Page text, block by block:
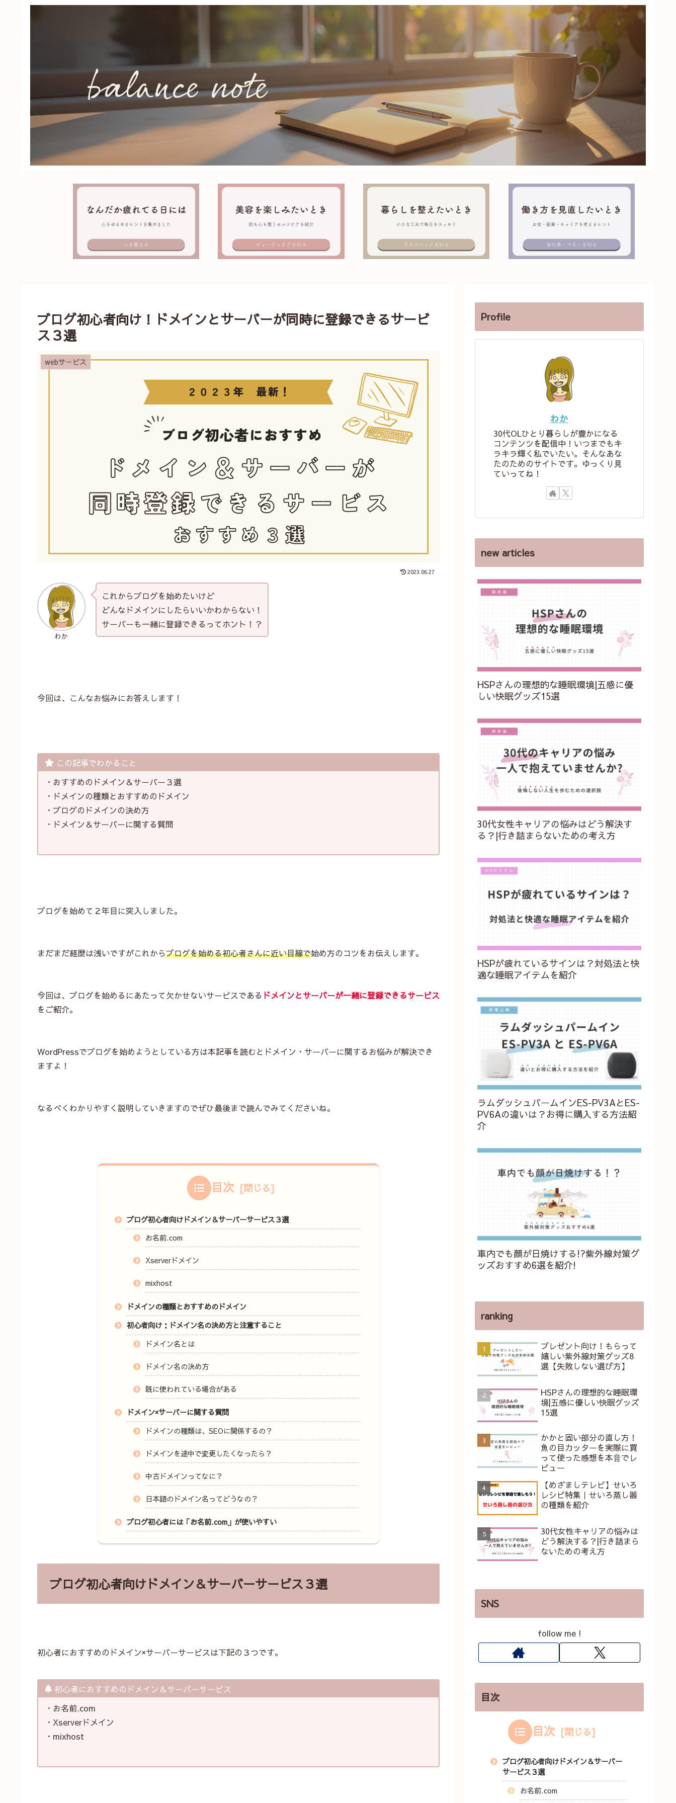
ブログ初心者向け！ドメインとサーバーが同時に登録できるサービ
ス３選
webサービス
2023.06.27
わか
これからブログを始めたいけど
どんなドメインにしたらいいかわからない！
サーバーも一緒に登録できるってホント！？
今回は、こんなお悩みにお答えします！
この記事でわかること
・おすすめのドメイン＆サーバー３選
・ドメインの種類とおすすめのドメイン
・ブログのドメインの決め方
・ドメイン＆サーバーに関する質問
ブログを始めて２年目に突入しました。
まだまだ経歴は浅いですがこれからブログを始める初心者さんに近い目線で始め方のコツをお伝えします。
今回は、ブログを始めるにあたって欠かせないサービスである ドメインとサーバーが一緒に登録できるサービス
をご紹介。
WordPressでブログを始めようとしている方は本記事を読むとドメイン・サーバーに関するお悩みが解決でき
ますよ！
なるべくわかりやすく説明していきますのでぜひ最後まで読んでみてくださいね。
目次
ブログ初心者向けドメイン＆サーバーサービス３選
お名前.com
Xserverドメイン
mixhost
ドメインの種類とおすすめのドメイン
初心者向け：ドメイン名の決め方と注意すること
ドメイン名とは
ドメイン名の決め方
既に使われている場合がある
ドメイン×サーバーに関する質問
ドメインの種類は、SEOに関係するの？
ドメインを途中で変更したくなったら？
中古ドメインってなに？
日本語のドメイン名ってどうなの？
ブログ初心者には「お名前.com」が使いやすい
ブログ初心者向けドメイン＆サーバーサービス３選
初心者におすすめのドメイン×サーバーサービスは下記の３つです。
初心者におすすめのドメイン＆サーバーサービス
・お名前.com
・Xserverドメイン
・mixhost
Profile
わか
30代OLひとり暮らしが豊かになる
コンテンツを配信中！いつまでもキ
ラキラ輝く私でいたい。そんなあな
たのためのサイトです。ゆっくり見
ていってね！
new articles
HSPさんの理想的な睡眠環境|五感に優
しい快眠グッズ15選
30代女性キャリアの悩みはどう解決す
る？|行き詰まらないための考え方
HSPが疲れているサインは？対処法と快
適な睡眠アイテムを紹介
ラムダッシュパームインES-PV3AとES-
PV6Aの違いは？お得に購入する方法紹
介
車内でも顔が日焼けする!?紫外線対策グ
ッズおすすめ6選を紹介!
ranking
プレゼント向け！もらって
嬉しい紫外線対策グッズ8
選【失敗しない選び方】
HSPさんの理想的な睡眠環
境|五感に優しい快眠グッズ
15選
かかと固い部分の直し方！
魚の目カッターを実際に買
って使った感想を本⾳でレ
ビュー
【めざましテレビ】せいろ
レシピ特集｜せいろ蒸し器
の種類を紹介
30代女性キャリアの悩みは
どう解決する？|行き詰まら
ないための考え方
SNS
follow me !
目次
目次
ブログ初心者向けドメイン＆サーバー
サービス３選
お名前.com